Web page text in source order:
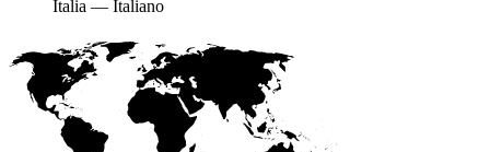
Italia — Italiano